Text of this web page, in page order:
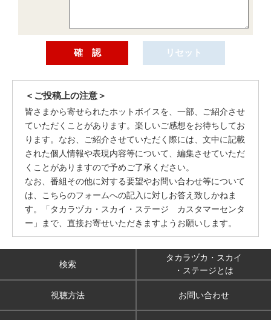
＜ご投稿上の注意＞
皆さまから寄せられたホットボイスを、一部、ご紹介させ
ていただくことがあります。楽しいご感想をお待ちしてお
ります。なお、ご紹介させていただく際には、文中に記載
された個人情報や表現内容等について、編集させていただ
くことがありますので予めご了承ください。
なお、番組その他に対する要望やお問い合わせ等について
は、こちらのフォームへの記入に対しお答え致しかねま
す。「タカラヅカ・スカイ・ステージ カスタマーセンタ
ー」まで、直接お寄せいただきますようお願いします。
検索
タカラヅカ・スカイ
・ステージとは
視聴方法 お問い合わせ